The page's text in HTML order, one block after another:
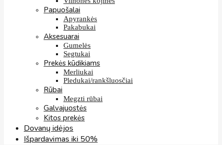
Papuošalai
Apyrankės
Pakabukai
Aksesuarai
Gumelės
Segtukai
Prekės kūdikiams
Merliukai
Pledukai/rankšluosčiai
Rūbai
Megzti rūbai
Galvajuostės
Kitos prekės
Dovanų idėjos
Išpardavimas iki 50%